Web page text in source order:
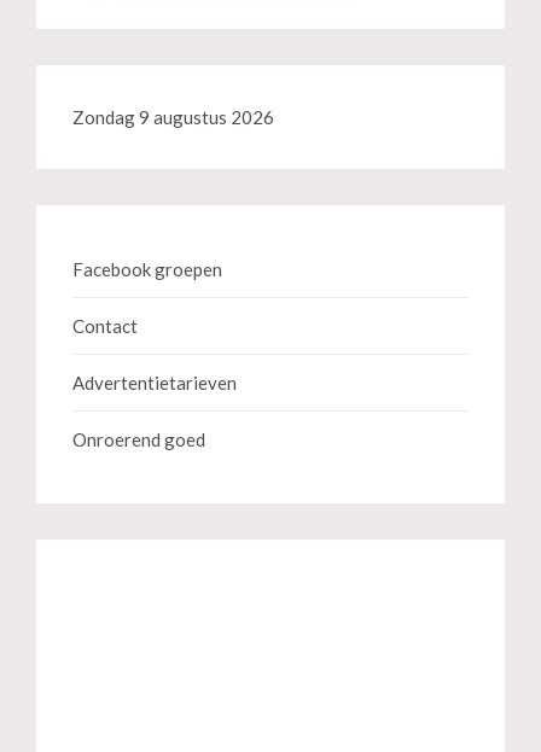
Zondag 9 augustus 2026
Facebook groepen
Contact
Advertentietarieven
Onroerend goed